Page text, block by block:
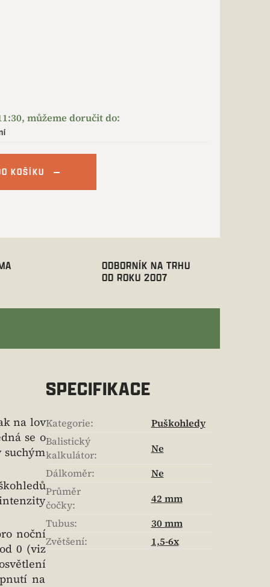
KOŠÍKU
ODBORNÍK NA TRHU
OD ROKU 2007
na lov
se o
suchým
noční
0 (viz
na
SPECIFIKACE
Kategorie:
Puškohledy
Balistický
kalkulátor:
Ne
Dálkoměr:
Ne
Průměr
čočky:
42 mm
Tubus:
30 mm
Zvětšení: 1,5-6x